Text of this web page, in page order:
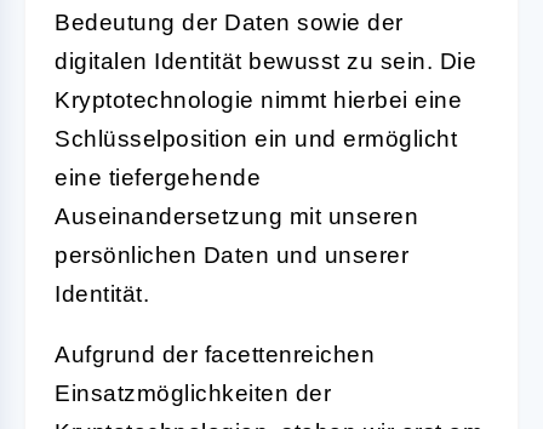
Bedeutung der Daten sowie der
digitalen Identität bewusst zu sein. Die
Kryptotechnologie nimmt hierbei eine
Schlüsselposition ein und ermöglicht
eine tiefergehende
Auseinandersetzung mit unseren
persönlichen Daten und unserer
Identität.
Aufgrund der facettenreichen
Einsatzmöglichkeiten der